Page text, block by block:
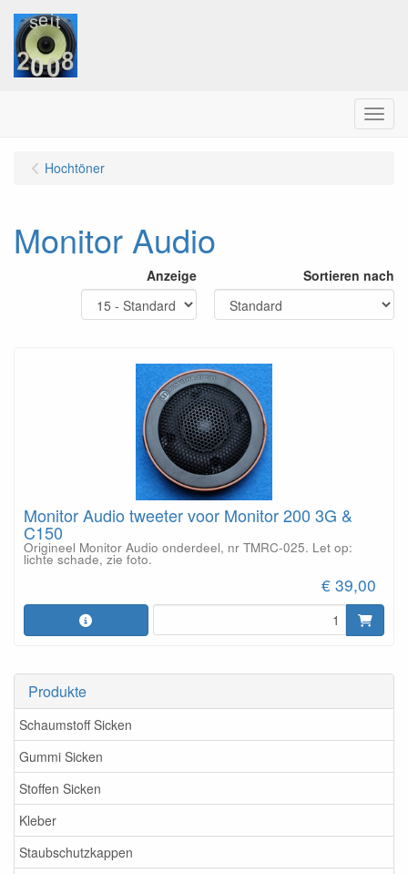
Menu
Produkte
Schaumstoff Sicken
Gummi Sicken
Stoffen Sicken
Kleber
Staubschutzkappen
Hochtöner
Monitor Audio
Anzeige Sortieren nach
Monitor Audio tweeter voor Monitor 200 3G &
C150
Origineel Monitor Audio onderdeel, nr TMRC-025. Let op:
lichte schade, zie foto.
€ 39,00